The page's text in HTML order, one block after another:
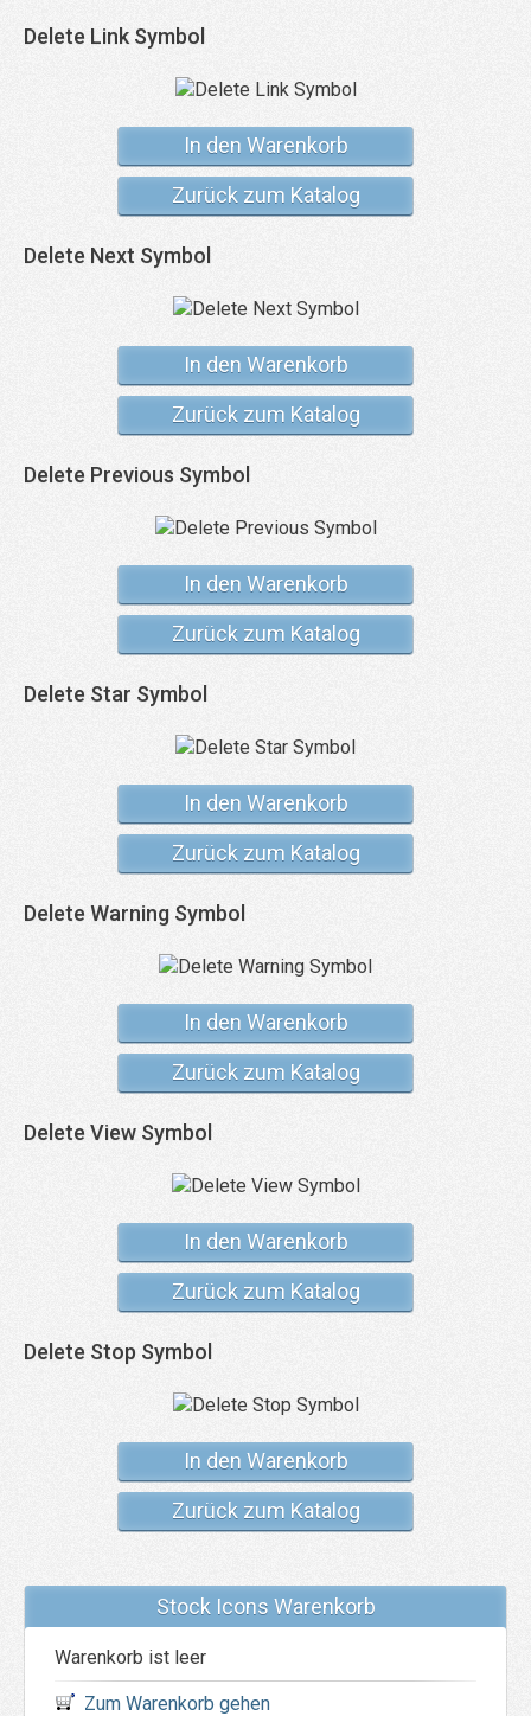
Delete Link Symbol
In den Warenkorb
Zurück zum Katalog
Delete Next Symbol
In den Warenkorb
Zurück zum Katalog
Delete Previous Symbol
In den Warenkorb
Zurück zum Katalog
Delete Star Symbol
In den Warenkorb
Zurück zum Katalog
Delete Warning Symbol
In den Warenkorb
Zurück zum Katalog
Delete View Symbol
In den Warenkorb
Zurück zum Katalog
Delete Stop Symbol
In den Warenkorb
Zurück zum Katalog
Stock Icons Warenkorb
Warenkorb ist leer
Zum Warenkorb gehen